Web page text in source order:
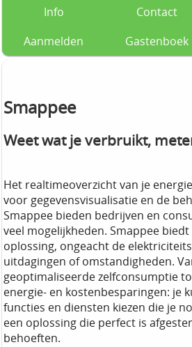
Info
Contact
Aanmelden
Gastenboek
Smappee
Weet wat je verbruikt,
Het realtimeoverzicht van je
voor gegevensvisualisatie en de
Smappee bieden bedrijven en
veel mogelijkheden. Smappee
oplossing, ongeacht de
uitdagingen of omstandigheden.
geoptimaliseerde zelfconsumptie
energie- en kostenbesparingen: je
functies en diensten kiezen die je
een oplossing die perfect is
behoeften.